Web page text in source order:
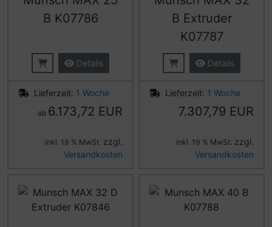
B K07786
Details
Lieferzeit: 1 Woche
ab 6.173,72 EUR
inkl. 19 % MwSt. zzgl.
Versandkosten
B Extruder
K07787
Details
Lieferzeit: 1 Woche
7.307,79 EUR
inkl. 19 % MwSt. zzgl.
Versandkosten